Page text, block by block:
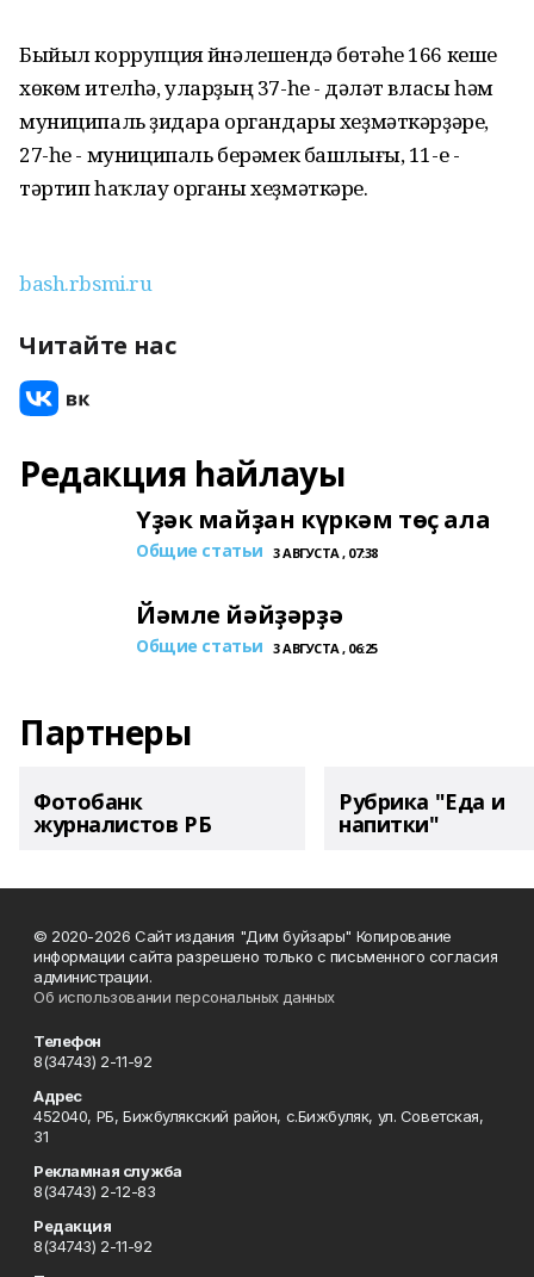
Быйыл коррупция йүнәлешендә бөтәһе 166 кеше
хөкөм ителһә, уларҙың 37-һе - дәүләт власы һәм
муниципаль үҙидара органдары хеҙмәткәрҙәре,
27-һе - муниципаль берәмек башлығы, 11-е -
тәртип һаҡлау органы хеҙмәткәре.
bash.rbsmi.ru
Читайте нас
Редакция һайлауы
Үҙәк майҙан күркәм төҫ ала
Общие статьи 3 АВГУСТА , 07:38
Йәмле йәйҙәрҙә
Общие статьи 3 АВГУСТА , 06:25
Партнеры
Фотобанк
журналистов РБ
Рубрика "Еда и
напитки"
© 2020-2026 Сайт издания "Дим буйзары" Копирование
информации сайта разрешено только с письменного согласия
администрации.
Об использовании персональных данных
Телефон
8(34743) 2-11-92
Адрес
452040, РБ, Бижбулякский район, с.Бижбуляк, ул. Советская,
31
Рекламная служба
8(34743) 2-12-83
Редакция
8(34743) 2-11-92